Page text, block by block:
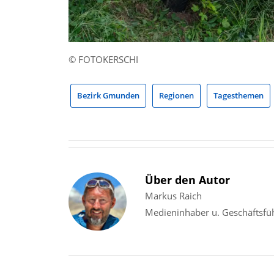
© FOTOKERSCHI
Bezirk Gmunden Regionen Tagesthemen
Über den Autor
Markus Raich
Medieninhaber u.